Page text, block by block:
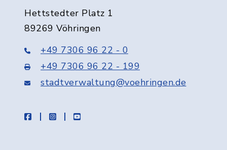
Hettstedter Platz 1
89269 Vöhringen
+49 7306 96 22 - 0
+49 7306 96 22 - 199
stadtverwaltung@voehringen.de
facebookinstagramyoutube